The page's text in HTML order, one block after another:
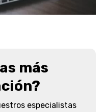
más
especialistas